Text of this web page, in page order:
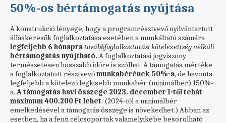
50%-os bértámogatás nyújtása
A konstrukció lényege, hogy a programrésztvevő nyilvántartott
álláskeresők foglalkoztatása esetében a munkáltató számára
legfeljebb 6 hónapratovábbfoglalkoztatási kötelezettség nélküli
bértámogatás nyújtható. A foglalkoztatási jogviszony
természetesen hosszabb időre is szólhat. A támogatás mértéke
a foglalkoztatott résztvevőmunkabérének 50%-a, de havonta
legfeljebb a kötelező legkisebb munkabér (minimálbér) 150%-
a. A támogatás havi összege 2023. december 1-től tehát
maximum 400.200 Ft lehet. (2024-től a minimálbér
emelkedésével a támogatás összege is növekedhet.) Abban az
esetben, ha a fenti célcsoportok valamelyikébe besorolható